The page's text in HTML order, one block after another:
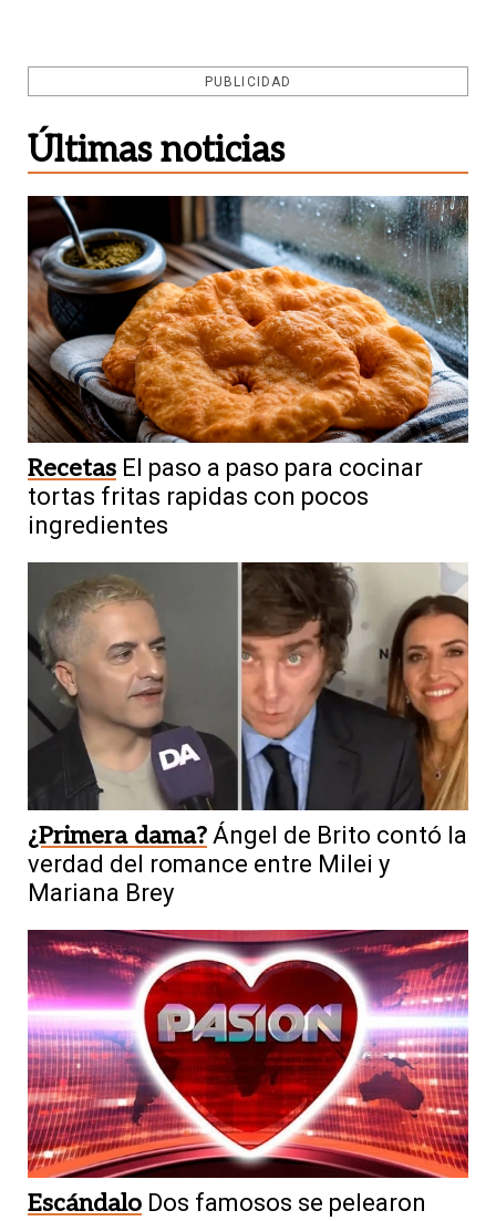
PUBLICIDAD
Últimas noticias
Recetas El paso a paso para cocinar
tortas fritas rapidas con pocos
ingredientes
¿Primera dama? Ángel de Brito contó la
verdad del romance entre Milei y
Mariana Brey
Escándalo Dos famosos se pelearon